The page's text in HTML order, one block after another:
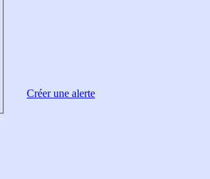
Créer une alerte